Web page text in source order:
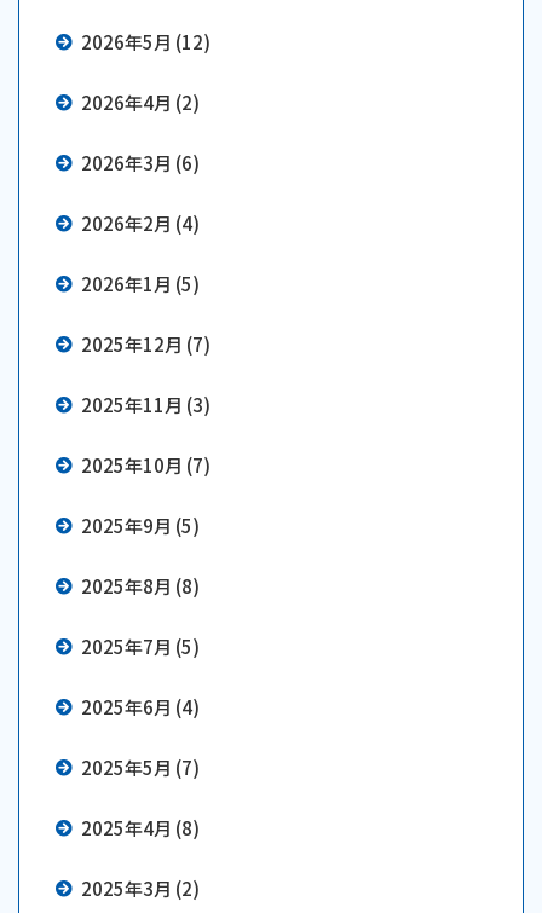
2026年5月 (12)
2026年4月 (2)
2026年3月 (6)
2026年2月 (4)
2026年1月 (5)
2025年12月 (7)
2025年11月 (3)
2025年10月 (7)
2025年9月 (5)
2025年8月 (8)
2025年7月 (5)
2025年6月 (4)
2025年5月 (7)
2025年4月 (8)
2025年3月 (2)